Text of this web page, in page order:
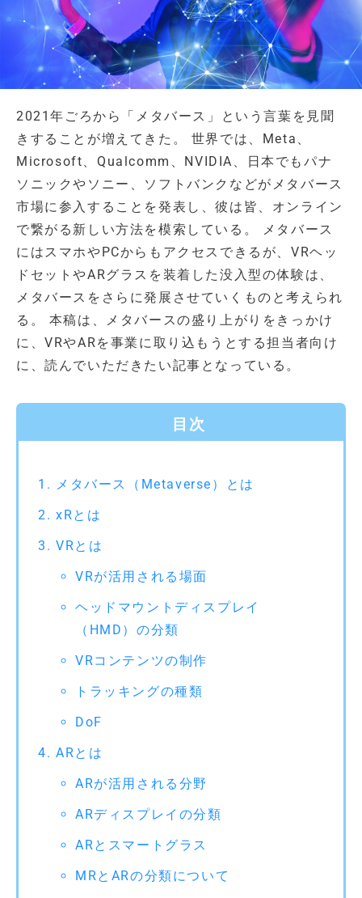
2021年ごろから「メタバース」という言葉を見聞
きすることが増えてきた。 世界では、Meta、
Microsoft、Qualcomm、NVIDIA、日本でもパナ
ソニックやソニー、ソフトバンクなどがメタバース
市場に参入することを発表し、彼は皆、オンライン
で繋がる新しい方法を模索している。 メタバース
にはスマホやPCからもアクセスできるが、VRヘッ
ドセットやARグラスを装着した没入型の体験は、
メタバースをさらに発展させていくものと考えられ
る。 本稿は、メタバースの盛り上がりをきっかけ
に、VRやARを事業に取り込もうとする担当者向け
に、読んでいただきたい記事となっている。
目次
メタバース（Metaverse）とは
xRとは
VRとは
VRが活用される場面
ヘッドマウントディスプレイ
（HMD）の分類
VRコンテンツの制作
トラッキングの種類
DoF
ARとは
ARが活用される分野
ARディスプレイの分類
ARとスマートグラス
MRとARの分類について